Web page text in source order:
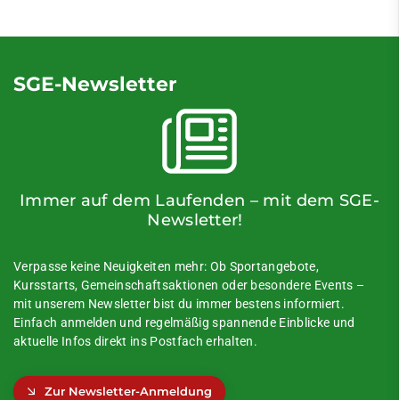
SGE-Newsletter
Immer auf dem Laufenden – mit dem SGE-
Newsletter!
Verpasse keine Neuigkeiten mehr: Ob Sportangebote,
Kursstarts, Gemeinschaftsaktionen oder besondere Events –
mit unserem Newsletter bist du immer bestens informiert.
Einfach anmelden und regelmäßig spannende Einblicke und
aktuelle Infos direkt ins Postfach erhalten.
Zur Newsletter-Anmeldung